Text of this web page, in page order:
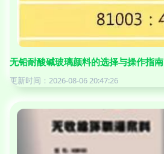
无铅耐酸碱玻璃颜料的选择与操作指南
更新时间：2026-08-06 20:47:26